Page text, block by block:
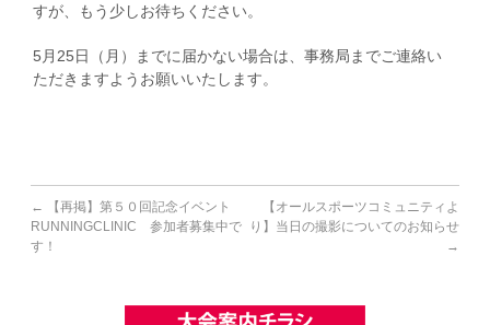
すが、もう少しお待ちください。
5月25日（月）までに届かない場合は、事務局までご連絡い
ただきますようお願いいたします。
←
【再掲】第５０回記念イベント
RUNNINGCLINIC 参加者募集中で
す！
【オールスポーツコミュニティよ
り】当日の撮影についてのお知らせ
→